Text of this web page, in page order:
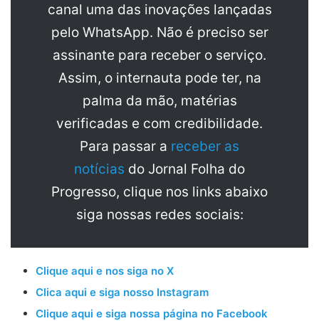
canal uma das inovações lançadas
pelo WhatsApp. Não é preciso ser
assinante para receber o serviço.
Assim, o internauta pode ter, na
palma da mão, matérias
verificadas e com credibilidade.
Para passar a receber as
notícias do Jornal Folha do
Progresso, clique nos links abaixo
siga nossas redes sociais:
Clique aqui e nos siga no X
Clica aqui e siga nosso Instagram
Clique aqui e siga nossa página no Facebook